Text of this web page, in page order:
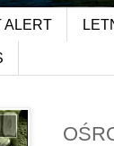
ALERT